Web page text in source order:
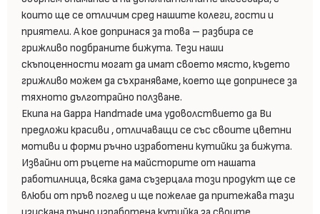
които ще се отличим сред нашите колеги, гости и
приятели. А кое допринася за това – разбира се
грижливо подбраните бижута. Тези наши
скъпоценности могат да имат своето място, където
грижливо можем да съхраняваме, което ще допринесе за
тяхното дълготрайно ползване.
Екипа на Gappa Handmade има удоволствието да Ви
предложи красиви , отличаващи се със своите цветни
мотиви и форми ръчно изработени кутийки за бижута.
Извайни от ръцете на майсторите от нашата
работилница, всяка дама съзерцала този продукт ще се
влюби от пръв поглед и ще пожелае да притежава тази